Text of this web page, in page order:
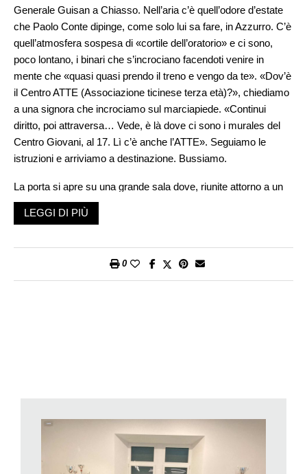
Generale Guisan a Chiasso. Nell’aria c’è quell’odore d’estate
che Paolo Conte dipinge, come solo lui sa fare, in Azzurro. C’è
quell’atmosfera sospesa di «cortile dell’oratorio» e ci sono,
poco lontano, i binari che s’incrociano facendoti venire in
mente che «quasi quasi prendo il treno e vengo da te». «Dov’è
il Centro ATTE (Associazione ticinese terza età)?», chiediamo
a una signora che incrociamo sul marciapiede. «Continui
diritto, poi attraversa… Vede, è là dove ci sono i murales del
Centro Giovani, al 17. Lì c’è anche l’ATTE». Seguiamo le
istruzioni e arriviamo a destinazione. Bussiamo.
La porta si apre su una grande sala dove, riunite attorno a un
tavolo, ci sono cinque persone. «Buongiorno. Ho un
appuntamento con il signor Daniele Raffa». «Buongiorno – e
Daniele, animatore con Alessandro Zanoli dello
tutto quello che sta cambiando nel mondo del digitale e così ci
affidiamo alle competenze di Daniele. Lui è davvero
bravissimo». «Ed ha una pazienza davvero notevole –
LEGGI DI PIÙ
0